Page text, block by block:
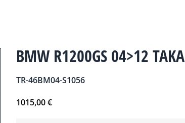
BMW R1200GS 04>12 TAKA
TR-46BM04-S1056
1015,00€